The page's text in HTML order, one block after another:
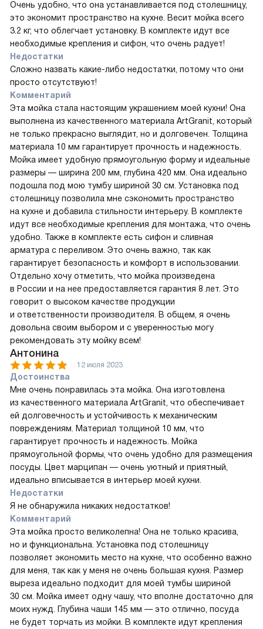
Очень удобно, что она устанавливается под столешницу,
это экономит пространство на кухне. Весит мойка всего
3.2 кг, что облегчает установку. В комплекте идут все
необходимые крепления и сифон, что очень радует!
Недостатки
Сложно назвать какие-либо недостатки, потому что они
просто отсутствуют!
Комментарий
Эта мойка стала настоящим украшением моей кухни! Она
выполнена из качественного материала ArtGranit, который
не только прекрасно выглядит, но и долговечен. Толщина
материала 10 мм гарантирует прочность и надежность.
Мойка имеет удобную прямоугольную форму и идеальные
размеры — ширина 200 мм, глубина 420 мм. Она идеально
подошла под мою тумбу шириной 30 см. Установка под
столешницу позволила мне сэкономить пространство
на кухне и добавила стильности интерьеру. В комплекте
идут все необходимые крепления для монтажа, что очень
удобно. Также в комплекте есть сифон и сливная
арматура с переливом. Это очень важно, так как
гарантирует безопасность и комфорт в использовании.
Отдельно хочу отметить, что мойка произведена
в России и на нее предоставляется гарантия 8 лет. Это
говорит о высоком качестве продукции
и ответственности производителя. В общем, я очень
довольна своим выбором и с уверенностью могу
рекомендовать эту мойку всем!
Антонина
12 июля 2023
Достоинства
Мне очень понравилась эта мойка. Она изготовлена
из качественного материала ArtGranit, что обеспечивает
ей долговечность и устойчивость к механическим
повреждениям. Материал толщиной 10 мм, что
гарантирует прочность и надежность. Мойка
прямоугольной формы, что очень удобно для размещения
посуды. Цвет марципан — очень уютный и приятный,
идеально вписывается в интерьер моей кухни.
Недостатки
Я не обнаружила никаких недостатков!
Комментарий
Эта мойка просто великолепна! Она не только красива,
но и функциональна. Установка под столешницу
позволяет экономить место на кухне, что особенно важно
для меня, так как у меня не очень большая кухня. Размер
выреза идеально подходит для моей тумбы шириной
30 см. Мойка имеет одну чашу, что вполне достаточно для
моих нужд. Глубина чаши 145 мм — это отлично, посуда
не будет торчать из мойки. В комплекте идут крепления